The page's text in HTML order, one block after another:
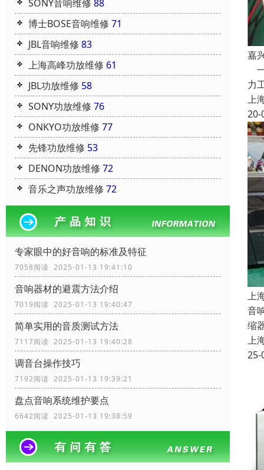
SONY音响维修 88
博士BOSE音响维修 71
JBL音响维修 83
上海高峰功放维修 61
JBL功放维修 58
SONY功放维修 76
ONKYO功放维修 77
先锋功放维修 53
DENON功放维修 72
音乐之声功放维修 72
专家眼中的好音响的标准及特征
7058阅读 2025-01-13 19:41:10
音响器材的避震方法介绍
7019阅读 2025-01-13 19:40:47
简单实用的音质测试方法
7117阅读 2025-01-13 19:40:28
调音台操作技巧
7192阅读 2025-01-13 19:39:21
盘点音响系统维护要点
6642阅读 2025-01-13 19:38:59
嘉
力
上
20-
上
音
缩
上
25-